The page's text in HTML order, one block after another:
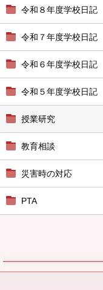
令和８年度学校日記
令和７年度学校日記
令和６年度学校日記
令和５年度学校日記
授業研究
教育相談
災害時の対応
PTA